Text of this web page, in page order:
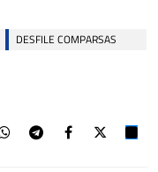
DESFILE COMPARSAS